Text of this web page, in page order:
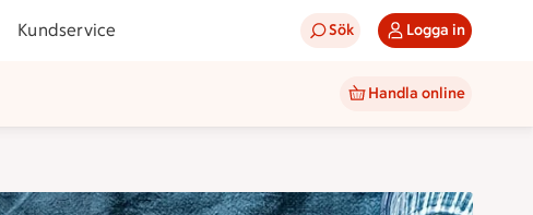
Kundservice Sök Logga in
Handla online